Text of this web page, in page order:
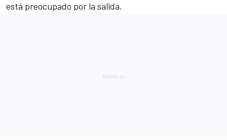
está preocupado por la salida.